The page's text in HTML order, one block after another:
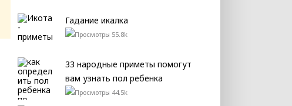
Гадание икалка
55.8k
33 народные приметы помогут
вам узнать пол ребенка
44.5k